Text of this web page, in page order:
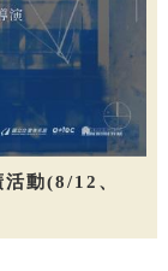
動(8/12、